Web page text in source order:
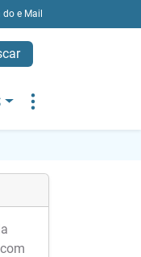
do e Mail